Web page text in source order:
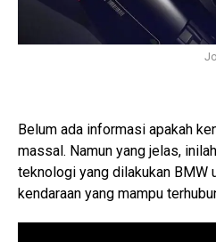
Belum ada informasi apakah
massal. Namun yang jelas,
teknologi yang dilakukan BMW
kendaraan yang mampu